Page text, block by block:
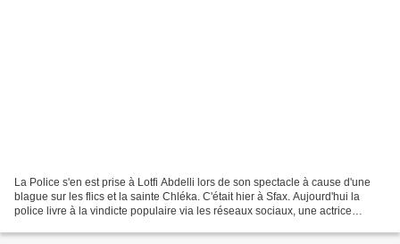
La Police s'en est prise à Lotfi Abdelli lors de son spectacle à cause d'une
blague sur les flics et la sainte Chléka. C'était hier à Sfax. Aujourd'hui la
police livre à la vindicte populaire via les réseaux sociaux, une actrice